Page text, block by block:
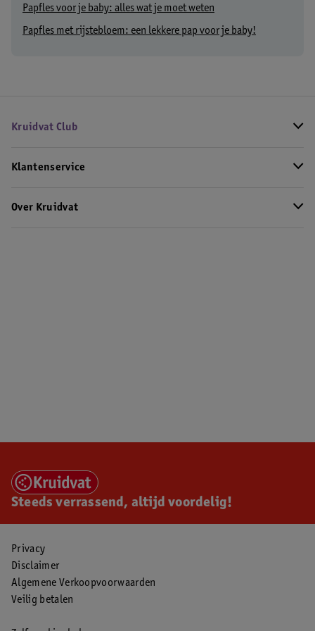
Papfles voor je baby: alles wat je moet weten
Papfles met rijstebloem: een lekkere pap voor je baby!
Kruidvat Club
Klantenservice
Over Kruidvat
Steeds verrassend, altijd voordelig!
Privacy
Disclaimer
Algemene Verkoopvoorwaarden
Veilig betalen